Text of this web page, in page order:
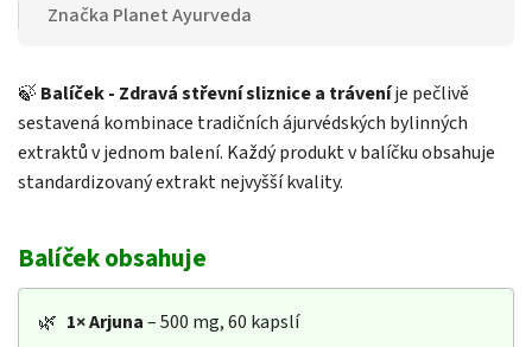
Značka Planet Ayurveda
🍃 Balíček - Zdravá střevní sliznice a tráveníje pečlivě
sestavená kombinace tradičních ájurvédských bylinných
extraktů v jednom balení. Každý produkt v balíčku obsahuje
standardizovaný extrakt nejvyšší kvality.
Balíček obsahuje
🌿 1×Arjuna– 500 mg, 60 kapslí